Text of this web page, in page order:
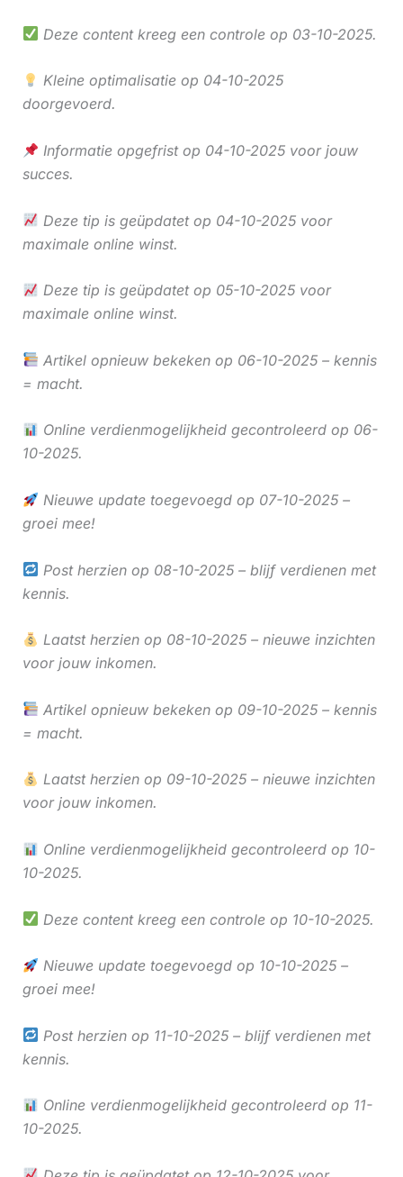
Deze content kreeg een controle op 03-10-2025.
Kleine optimalisatie op 04-10-2025
doorgevoerd.
Informatie opgefrist op 04-10-2025 voor jouw
succes.
Deze tip is geüpdatet op 04-10-2025 voor
maximale online winst.
Deze tip is geüpdatet op 05-10-2025 voor
maximale online winst.
Artikel opnieuw bekeken op 06-10-2025 – kennis
= macht.
Online verdienmogelijkheid gecontroleerd op 06-
10-2025.
Nieuwe update toegevoegd op 07-10-2025 –
groei mee!
Post herzien op 08-10-2025 – blijf verdienen met
kennis.
Laatst herzien op 08-10-2025 – nieuwe inzichten
voor jouw inkomen.
Artikel opnieuw bekeken op 09-10-2025 – kennis
= macht.
Laatst herzien op 09-10-2025 – nieuwe inzichten
voor jouw inkomen.
Online verdienmogelijkheid gecontroleerd op 10-
10-2025.
Deze content kreeg een controle op 10-10-2025.
Nieuwe update toegevoegd op 10-10-2025 –
groei mee!
Post herzien op 11-10-2025 – blijf verdienen met
kennis.
Online verdienmogelijkheid gecontroleerd op 11-
10-2025.